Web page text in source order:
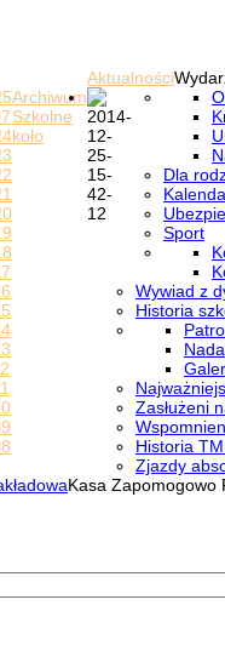
Aktualności
Archiwum
Szkolne
koło
Dla
Sport
Wywiad z
Historia
Zasłużeni
Historia
Zjazdy
Kasa Zapomogowo